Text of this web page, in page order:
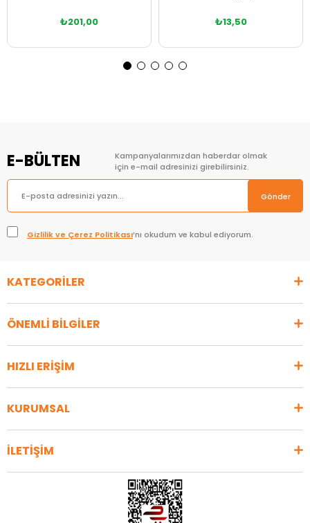
₺201,00 ₺13,50
E-BÜLTEN
Kampanyalarımızdan haberdar olmak
için e-mail adresinizi girebilirsiniz.
Gönder
Gizlilik ve Çerez Politikası’nı okudum ve kabul ediyorum.
KATEGORİLER
ÖNEMLİ BİLGİLER
HIZLI ERİŞİM
KURUMSAL
İLETİŞİM